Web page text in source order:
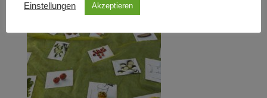
Einstellungen Akzeptieren